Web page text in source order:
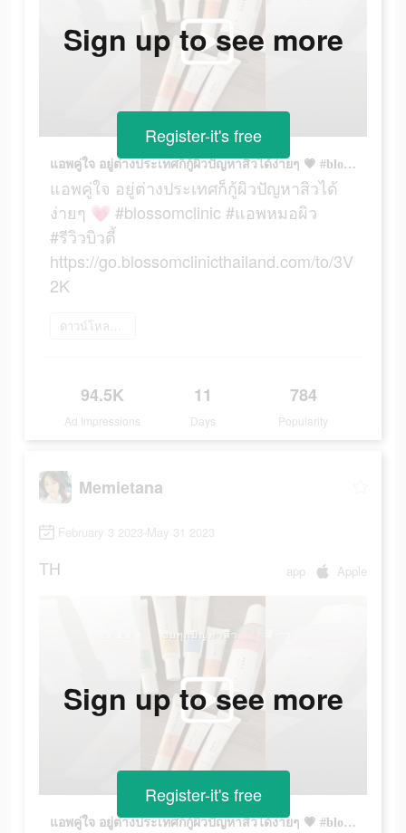
แอพคู่ใจ อยู่ต่างประเทศก็กู้ผิวปัญหาสิวได้ง่ายๆ 💗 #blossomclinic #แอพหมอผิว #รีวิวบิวตี้ https://go.blossomclinicthailand.com/to/3V2K
แอพคู่ใจ อยู่ต่างประเทศก็กู้ผิวปัญหาสิวได้
ง่ายๆ 💗 #blossomclinic #แอพหมอผิว
#รีวิวบิวตี้
https://go.blossomclinicthailand.com/to/3V
2K
ดาวน์โหลดเลย
94.5K
Ad Impressions
11
Days
784
Popularity
Sign up to see more
Register-it's free
Memietana
February 3 2023-May 31 2023
TH app Apple
แอพคู่ใจ อยู่ต่างประเทศก็กู้ผิวปัญหาสิวได้ง่ายๆ 💗 #blossomclinic #แอพหมอผิว #รีวิวบิวตี้ https://go.blossomclinicthailand.com/to/3V2K
Sign up to see more
Register-it's free